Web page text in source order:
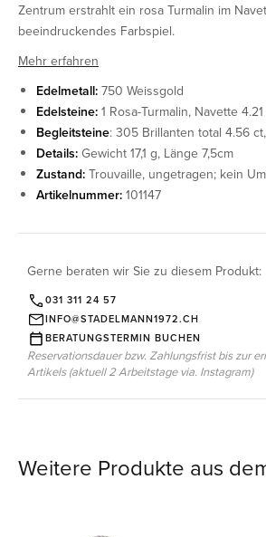
Zentrum erstrahlt ein rosa Turmalin im
beeindruckendes Farbspiel.
Mehr erfahren
Edelmetall:750 Weissgold
Edelsteine:1 Rosa-Turmalin, Navette
Begleitsteine: 305 Brillanten total 4.56
Details:Gewicht 17,1 g, Länge 7,5cm
Zustand:Trouvaille, ungetragen; kein
Artikelnummer:101147
Gerne beraten wir Sie zu diesem Produkt:
031 311 24 57
INFO@STADELMANN1972.CH
BERATUNGSTERMIN BUCHEN
Reservationsdauer bzw. Zahlungsfrist bis zur
Artikels (aktuell 2 Arbeitstage via. Instagram)
Weitere Produkte aus